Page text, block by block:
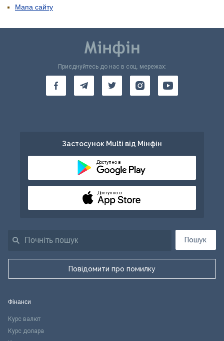
Мапа сайту
Пошук
Повідомити про помилку
Приєднуйтесь до нас в соц. мережах:
Застосунок Multi від Мінфін
Доступно в
Доступно в
Фінанси
Курс валют
Курс долара